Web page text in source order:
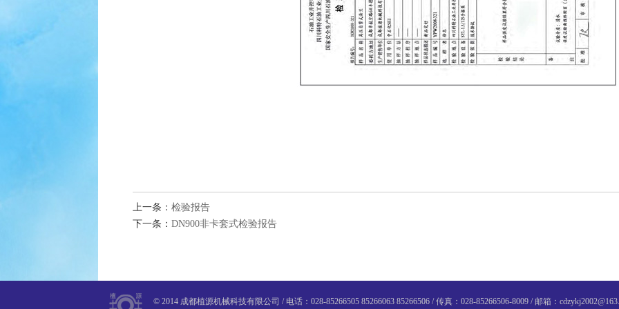
上一条： 检验报告
下一条： DN900非卡套式检验报告
© 2014 成都植源机械科技有限公司 / 电话：028-85266505 85266063 85266506 / 传真：028-85266506-8009 / 邮箱：